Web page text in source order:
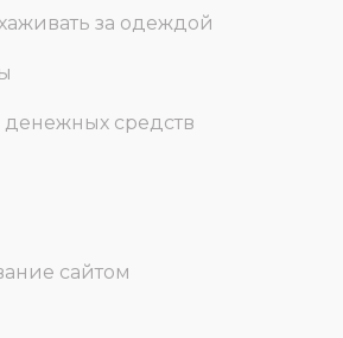
за одеждой
денежных средств
сайтом